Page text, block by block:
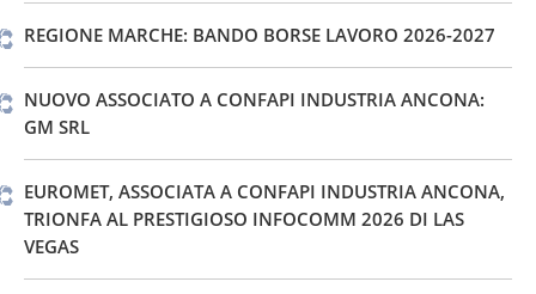
REGIONE MARCHE: BANDO BORSE LAVORO 2026-2027
NUOVO ASSOCIATO A CONFAPI INDUSTRIA ANCONA:
GM SRL
EUROMET, ASSOCIATA A CONFAPI INDUSTRIA ANCONA,
TRIONFA AL PRESTIGIOSO INFOCOMM 2026 DI LAS
VEGAS